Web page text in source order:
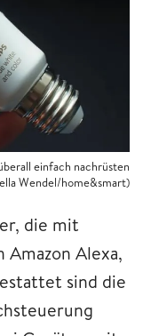
einfach nachrüsten
Wendel/home&smart)
die mit
Alexa,
sind die